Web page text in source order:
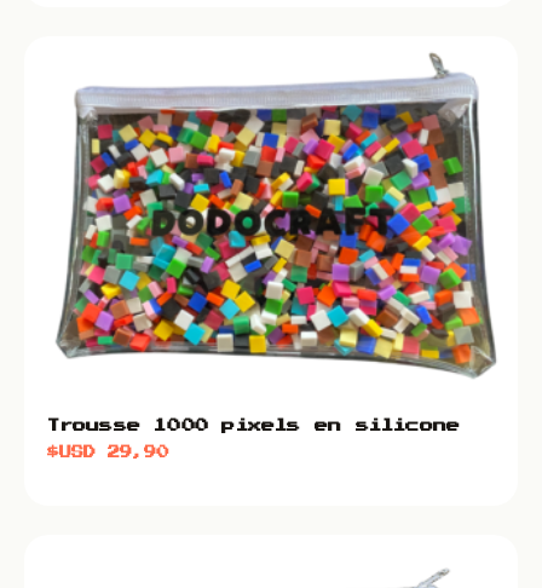
Trousse 1000 pixels en silicone
$USD29,90